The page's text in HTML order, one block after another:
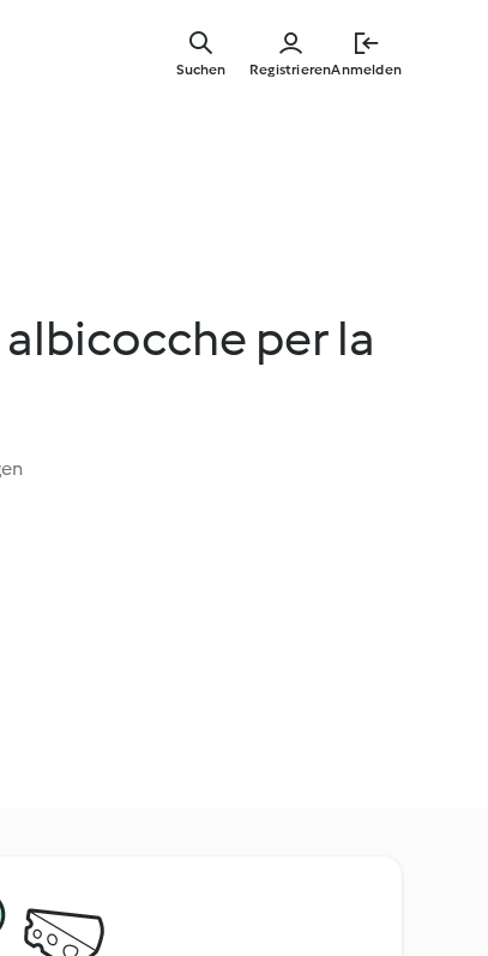
springen
RegistrierenAnmelden
Suchen
per la